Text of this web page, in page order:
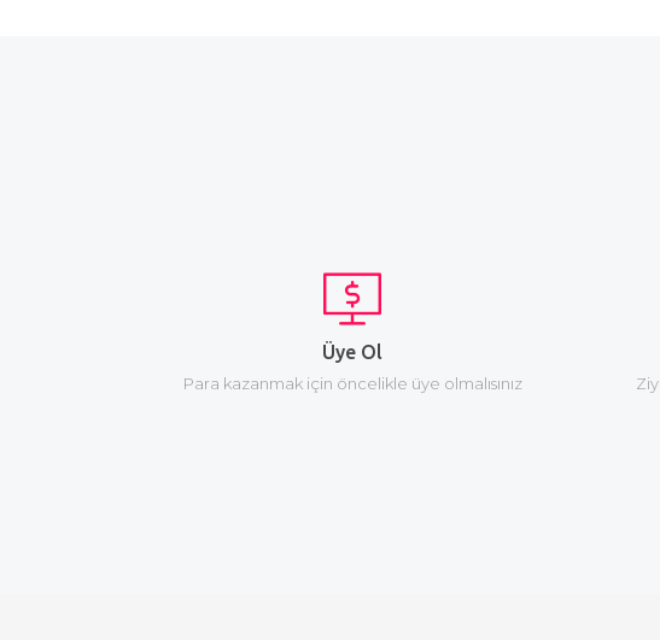
Üye Ol
Para kazanmak için öncelikle üye olmalısınız